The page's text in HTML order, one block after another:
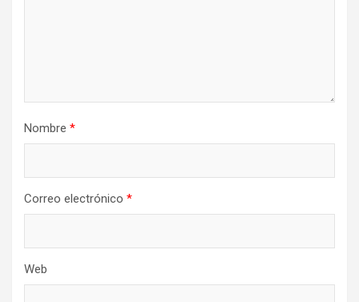
Nombre *
Correo electrónico *
Web